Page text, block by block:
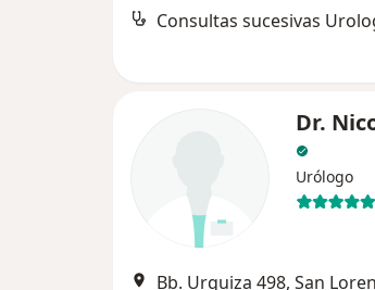
Consultas sucesivas
Dr.
Urólogo
Bb. Urquiza 498, San